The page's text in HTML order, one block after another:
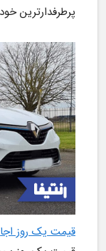
پرطرفدارترین خودروهای اجاره‌ای
قیمت یک روز اجاره رنو